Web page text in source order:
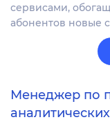
сервисами,
абонентов новые
Менеджер по